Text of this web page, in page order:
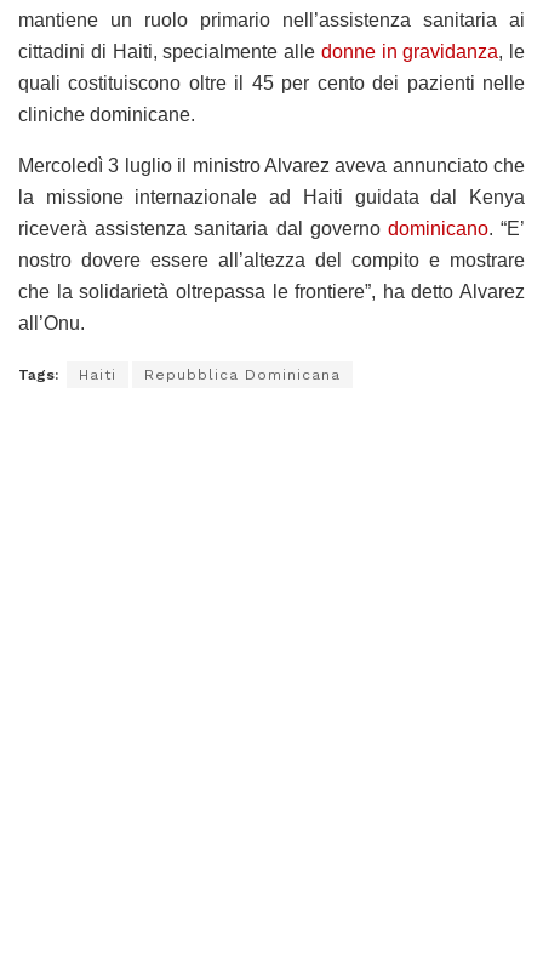
mantiene un ruolo primario nell’assistenza sanitaria ai
cittadini di Haiti, specialmente alle donne in gravidanza, le
quali costituiscono oltre il 45 per cento dei pazienti nelle
cliniche dominicane.
Mercoledì 3 luglio il ministro Alvarez aveva annunciato che
la missione internazionale ad Haiti guidata dal Kenya
riceverà assistenza sanitaria dal governo dominicano. “E’
nostro dovere essere all’altezza del compito e mostrare
che la solidarietà oltrepassa le frontiere”, ha detto Alvarez
all’Onu.
Tags: Haiti Repubblica Dominicana